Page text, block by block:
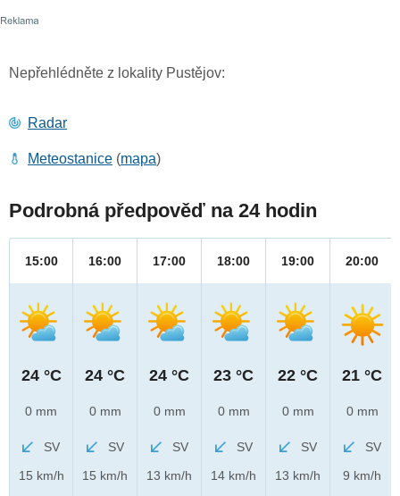
Nepřehlédněte z lokality Pustějov:
Radar
Meteostanice (mapa)
Podrobná předpověď na 24 hodin
15:00
24 °C
0 mm
SV
15 km/h
16:00
24 °C
0 mm
SV
15 km/h
17:00
24 °C
0 mm
SV
13 km/h
18:00
23 °C
0 mm
SV
14 km/h
19:00
22 °C
0 mm
SV
13 km/h
20:00
21 °C
0 mm
SV
9 km/h